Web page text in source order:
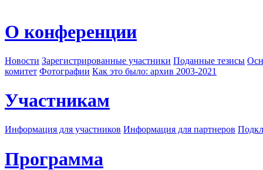
О конференции
Новости Зарегистрированные участники Поданные тезисы
комитет Фотографии Как это было: архив 2003-2021
Участникам
Информация для участников Информация для партнеров
Программа